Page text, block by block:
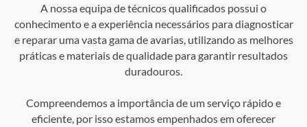
A nossa equipa de técnicos qualificados possui o
conhecimento e a experiência necessários para diagnosticar
e reparar uma vasta gama de avarias, utilizando as melhores
práticas e materiais de qualidade para garantir resultados
duradouros.
Compreendemos a importância de um serviço rápido e
eficiente, por isso estamos empenhados em oferecer